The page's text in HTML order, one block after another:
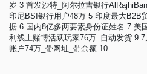
岁 3 首发沙特_阿尔拉吉银行
印尼BSI银行用户48万 5 印度最大B2B
据 6 国内8亿多两要素身份证姓名 7 美
利线上赌博活跃玩家76万_自动发货 9
账户74万_带网址_带余额 10...